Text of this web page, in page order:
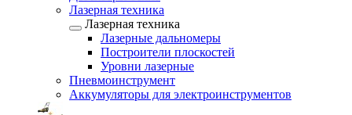
Лазерная техника
Лазерная техника
Лазерные дальномеры
Построители плоскостей
Уровни лазерные
Пневмоинструмент
Аккумуляторы для электроинструментов